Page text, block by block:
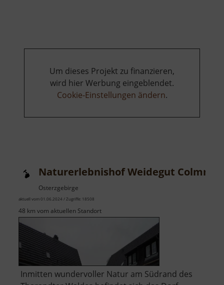
Um dieses Projekt zu finanzieren,
wird hier Werbung eingeblendet.
Cookie-Einstellungen ändern.
Naturerlebnishof Weidegut Colmnitz
Osterzgebirge
aktuell vom 01.06.2024 / Zugriffe: 18508
48 km vom aktuellen Standort
Inmitten wundervoller Natur am Südrand des